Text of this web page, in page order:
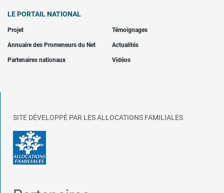
LE PORTAIL NATIONAL
Projet Témoignages
Annuaire des Promeneurs du Net Actualités
Partenaires nationaux Vidéos
SITE DÉVELOPPÉ PAR LES ALLOCATIONS FAMILIALES